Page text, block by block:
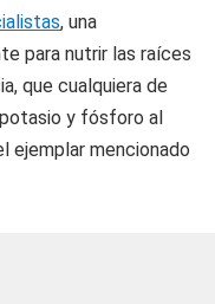
, una
para nutrir las raíces
que cualquiera de
y fósforo al
ejemplar mencionado